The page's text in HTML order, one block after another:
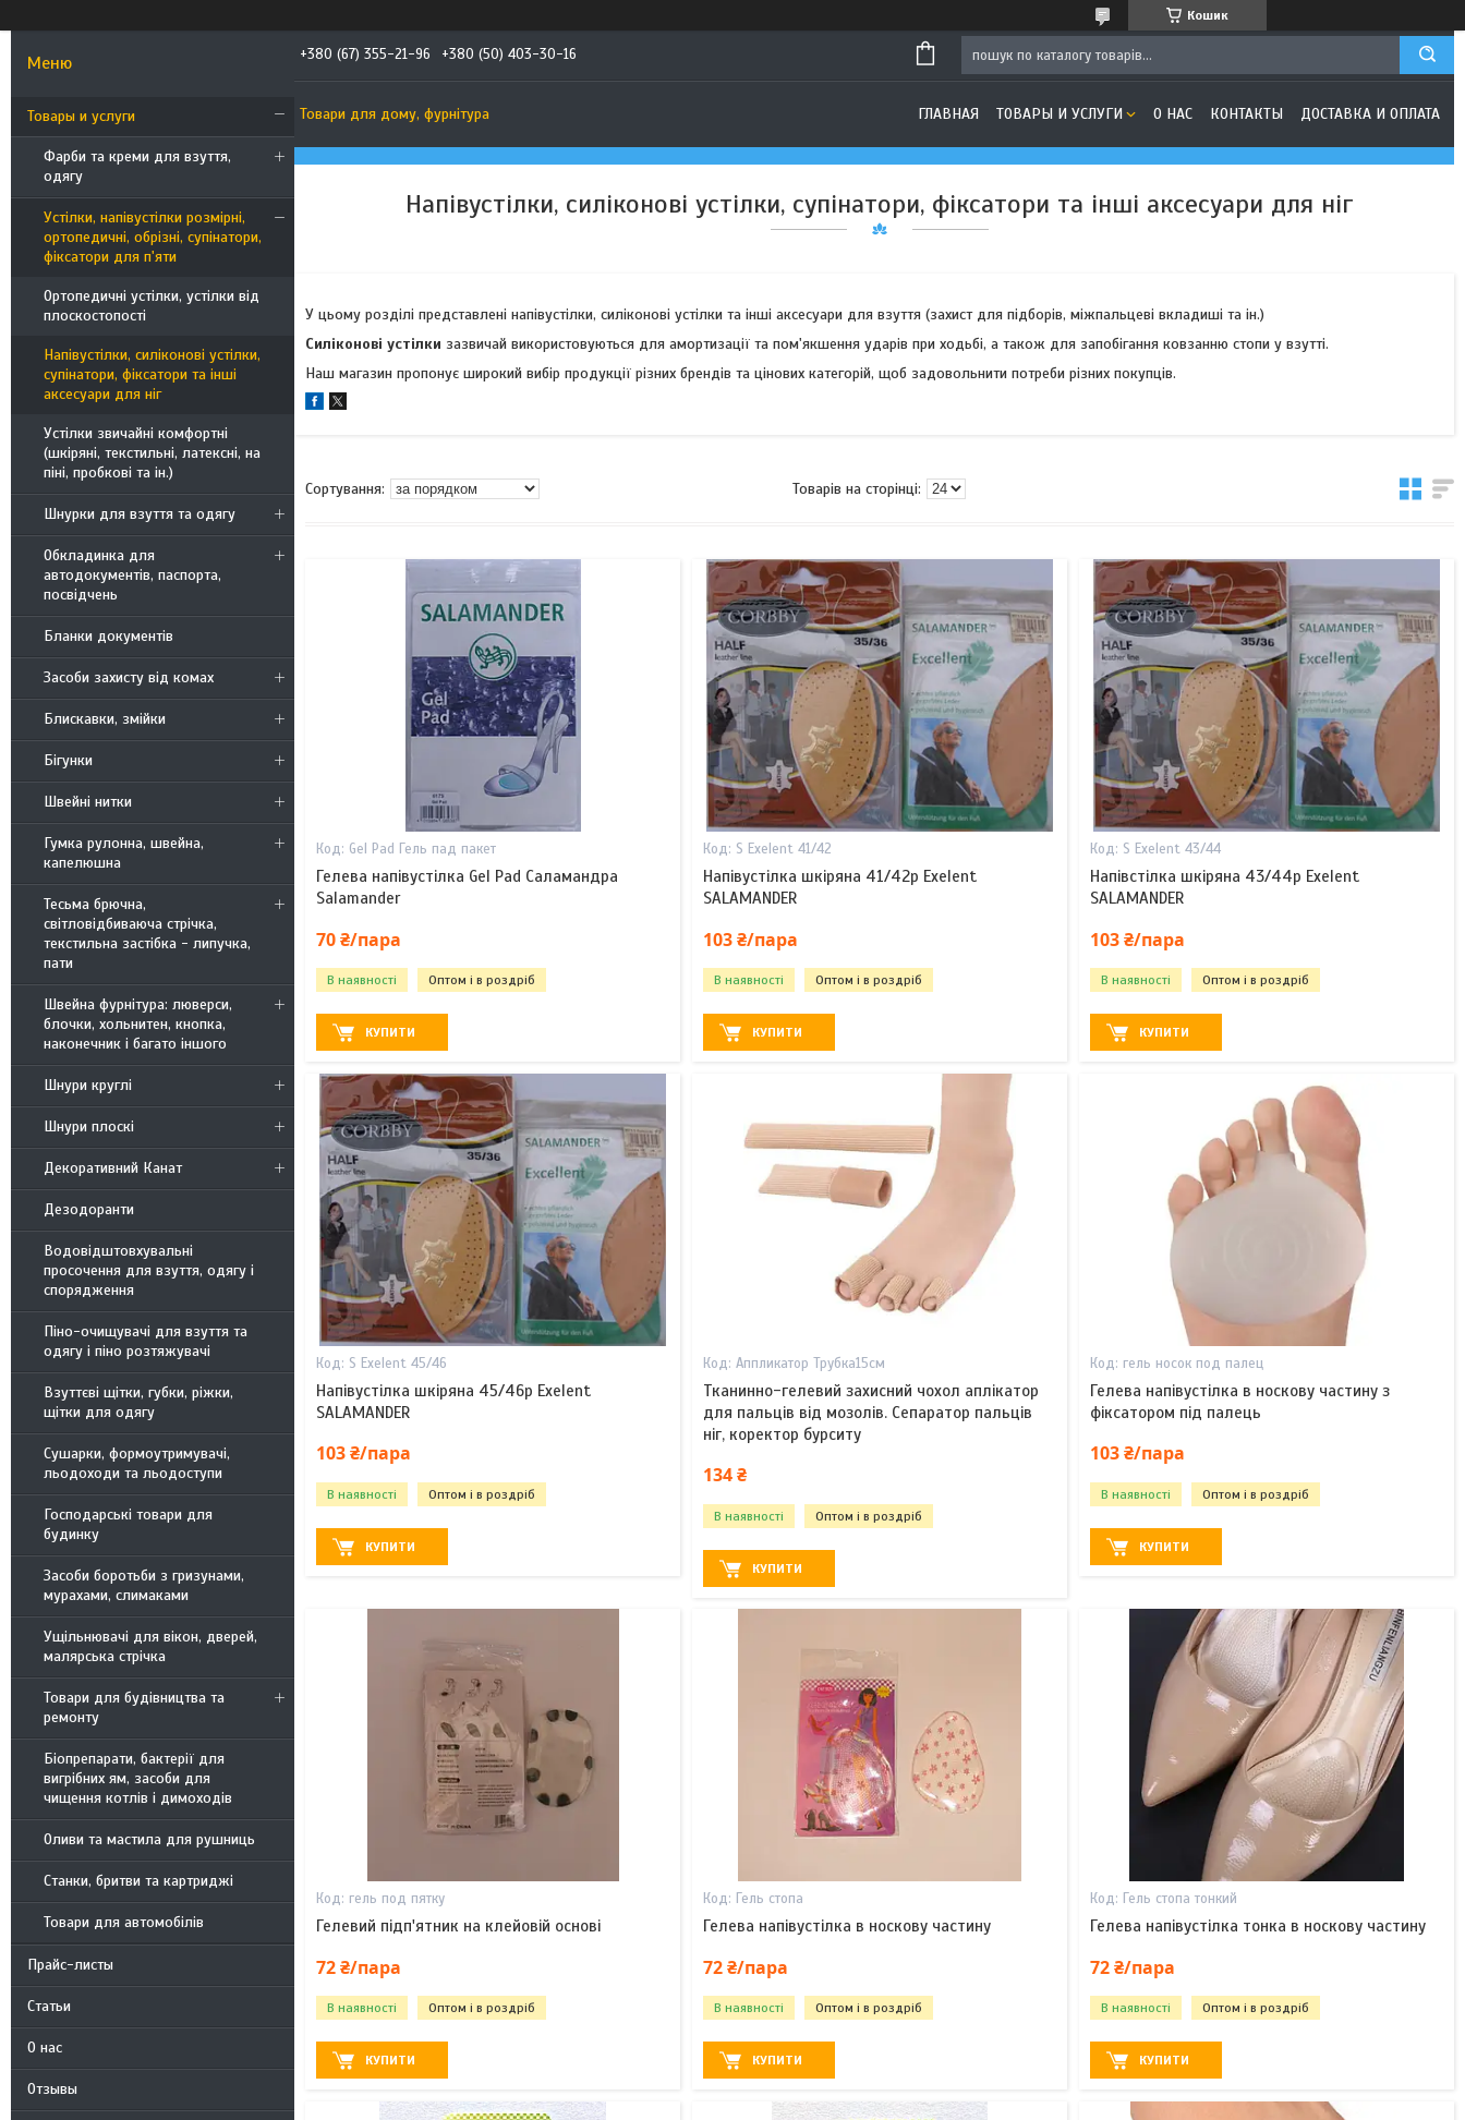
Кошик
Товары и услуги
Фарби та креми для взуття,
одягу
Устілки, напівустілки розмірні,
ортопедичні, обрізні, супінатори,
фіксатори для п'яти
Ортопедичні устілки, устілки від
плоскостопості
Напівустілки, силіконові устілки,
супінатори, фіксатори та інші
аксесуари для ніг
Устілки звичайні комфортні
(шкіряні, текстильні, латексні, на
піні, пробкові та ін.)
Шнурки для взуття та одягу
Обкладинка для
автодокументів, паспорта,
посвідчень
Бланки документів
Засоби захисту від комах
Блискавки, змійки
Бігунки
Швейні нитки
Гумка рулонна, швейна,
капелюшна
Тесьма брючна,
світловідбиваюча стрічка,
текстильна застібка - липучка,
пати
Швейна фурнітура: люверси,
блочки, хольнитен, кнопка,
наконечник і багато іншого
Шнури круглі
Шнури плоскі
Декоративний Канат
Дезодоранти
Водовідштовхувальні
просочення для взуття, одягу і
спорядження
Піно-очищувачі для взуття та
одягу і піно розтяжувачі
Взуттєві щітки, губки, ріжки,
щітки для одягу
Сушарки, формоутримувачі,
льодоходи та льодоступи
Господарські товари для
будинку
Засоби боротьби з гризунами,
мурахами, слимаками
Ущільнювачі для вікон, дверей,
малярська стрічка
Товари для будівництва та
ремонту
Біопрепарати, бактерії для
вигрібних ям, засоби для
чищення котлів і димоходів
Оливи та мастила для рушниць
Станки, бритви та картриджі
Товари для автомобілів
Прайс-листы
Статьи
О нас
Отзывы
+380 (67) 355-21-96 +380 (50) 403-30-16
Товари для дому, фурнітура ГЛАВНАЯ ТОВАРЫ И УСЛУГИ О НАС КОНТАКТЫ ДОСТАВКА И ОПЛАТА
Напівустілки, силіконові устілки, супінатори, фіксатори та інші аксесуари для ніг
У цьому розділі представлені напівустілки, силіконові устілки та інші аксесуари для взуття (захист для підборів, міжпальцеві вкладиші та ін.)
Силіконові устілки зазвичай використовуються для амортизації та пом'якшення ударів при ходьбі, а також для запобігання ковзанню стопи у взутті.
Наш магазин пропонує широкий вибір продукції різних брендів та цінових категорій, щоб задовольнити потреби різних покупців.
Gel Pad Гель пад пакет
Гелева напівустілка Gel Pad Саламандра
Salamander
70 ₴/пара
В наявності Оптом і в роздріб
КУПИТИ
S Exelent 41/42
Напівустілка шкіряна 41/42р Exelent
SALAMANDER
103 ₴/пара
В наявності Оптом і в роздріб
КУПИТИ
S Exelent 43/44
Напівстілка шкіряна 43/44р Exelent
SALAMANDER
103 ₴/пара
В наявності Оптом і в роздріб
КУПИТИ
S Exelent 45/46
Напівустілка шкіряна 45/46р Exelent
SALAMANDER
103 ₴/пара
В наявності Оптом і в роздріб
КУПИТИ
Аппликатор Трубка15см
Тканинно-гелевий захисний чохол аплікатор
для пальців від мозолів. Сепаратор пальців
ніг, коректор бурситу
134 ₴
В наявності Оптом і в роздріб
КУПИТИ
гель носок под палец
Гелева напівустілка в носкову частину з
фіксатором під палець
103 ₴/пара
В наявності Оптом і в роздріб
КУПИТИ
гель под пятку
Гелевий підп'ятник на клейовій основі
72 ₴/пара
В наявності Оптом і в роздріб
КУПИТИ
Гель стопа
Гелева напівустілка в носкову частину
72 ₴/пара
В наявності Оптом і в роздріб
КУПИТИ
Гель стопа тонкий
Гелева напівустілка тонка в носкову частину
72 ₴/пара
В наявності Оптом і в роздріб
КУПИТИ